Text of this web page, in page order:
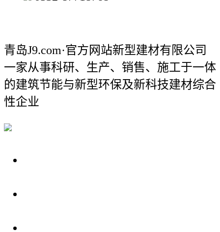
青岛J9.com·官方网站新型建材有限公司
一家从事科研、生产、销售、施工于一体
的建筑节能与新型环保及新科技建材综合
性企业